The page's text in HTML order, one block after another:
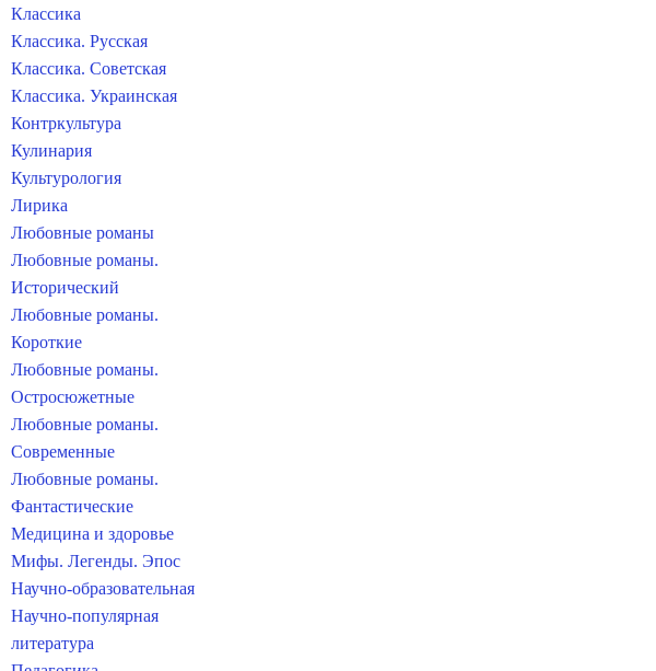
Классика
Классика. Русская
Классика. Советская
Классика. Украинская
Контркультура
Кулинария
Культурология
Лирика
Любовные романы
Любовные романы.
Исторический
Любовные романы.
Короткие
Любовные романы.
Остросюжетные
Любовные романы.
Современные
Любовные романы.
Фантастические
Медицина и здоровье
Мифы. Легенды. Эпос
Научно-образовательная
Научно-популярная
литература